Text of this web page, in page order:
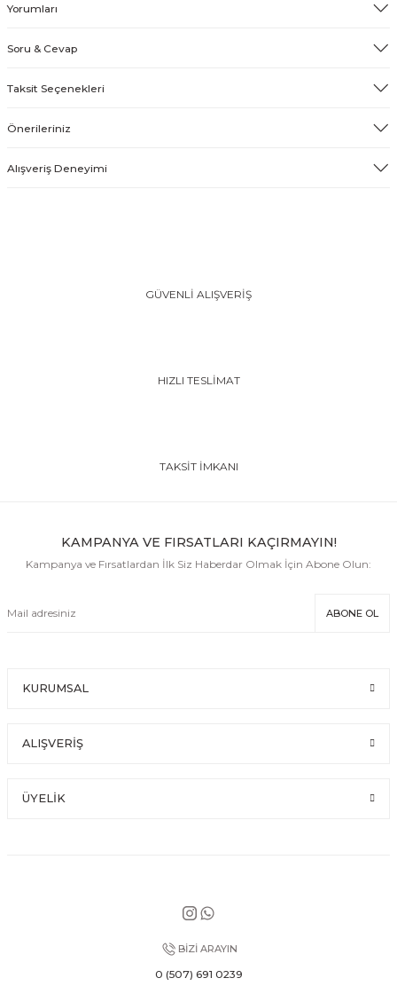
Yorumları
Soru & Cevap
Taksit Seçenekleri
Önerileriniz
Alışveriş Deneyimi
GÜVENLİ ALIŞVERİŞ
HIZLI TESLİMAT
TAKSİT İMKANI
KAMPANYA VE FIRSATLARI KAÇIRMAYIN!
Kampanya ve Fırsatlardan İlk Siz Haberdar Olmak İçin Abone Olun:
ABONE OL
KURUMSAL
ALIŞVERİŞ
ÜYELİK
BİZİ ARAYIN
0 (507) 691 0239